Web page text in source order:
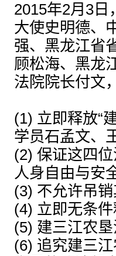
2015年2月3日
大使史明德、
强、黑龙江省
顾松海、黑龙
法院院长付文
(1) 立即释放“
学员石孟文、
(2) 保证这四
人身自由与安
(3) 不允许吊
(4) 立即无条
(5) 建三江农
(6) 追究建三